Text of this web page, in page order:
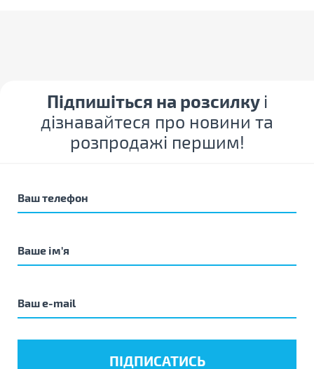
Підпишіться на розсилку і
дізнавайтеся про новини та
розпродажі першим!